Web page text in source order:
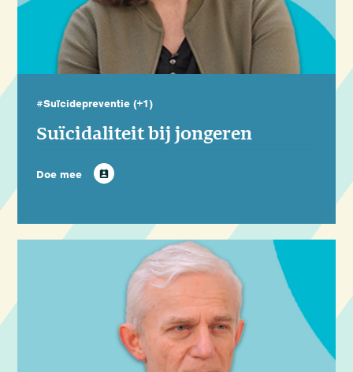
#Suïcidepreventie(+1)
Suïcidaliteit bij jongeren
Doe mee